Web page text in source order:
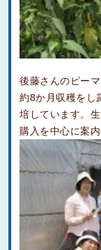
後藤さんのピー
約8か月収穫をし
培しています。
購入を中心に案内